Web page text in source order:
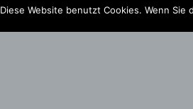
Diese Website benutzt Cookies. Wenn